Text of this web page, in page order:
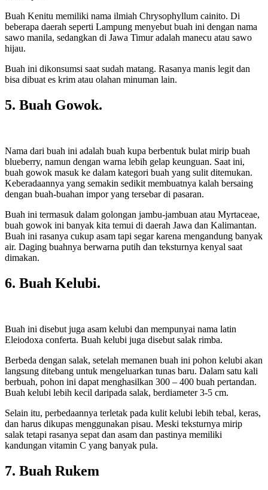
Buah Kenitu memiliki nama ilmiah Chrysophyllum cainito. Di
beberapa daerah seperti Lampung menyebut buah ini dengan nama
sawo manila, sedangkan di Jawa Timur adalah manecu atau sawo
hijau.
Buah ini dikonsumsi saat sudah matang. Rasanya manis legit dan
bisa dibuat es krim atau olahan minuman lain.
5. Buah Gowok.
Nama dari buah ini adalah buah kupa berbentuk bulat mirip buah
blueberry, namun dengan warna lebih gelap keunguan. Saat ini,
buah gowok masuk ke dalam kategori buah yang sulit ditemukan.
Keberadaannya yang semakin sedikit membuatnya kalah bersaing
dengan buah-buahan impor yang tersebar di pasaran.
Buah ini termasuk dalam golongan jambu-jambuan atau Myrtaceae,
buah gowok ini banyak kita temui di daerah Jawa dan Kalimantan.
Buah ini rasanya cukup asam tapi segar karena mengandung banyak
air. Daging buahnya berwarna putih dan teksturnya kenyal saat
dimakan.
6. Buah Kelubi.
Buah ini disebut juga asam kelubi dan mempunyai nama latin
Eleiodoxa conferta. Buah kelubi juga disebut salak rimba.
Berbeda dengan salak, setelah memanen buah ini pohon kelubi akan
langsung ditebang untuk mengeluarkan tunas baru. Dalam satu kali
berbuah, pohon ini dapat menghasilkan 300 – 400 buah pertandan.
Buah kelubi lebih kecil daripada salak, berdiameter 3-5 cm.
Selain itu, perbedaannya terletak pada kulit kelubi lebih tebal, keras,
dan harus dikupas menggunakan pisau. Meski teksturnya mirip
salak tetapi rasanya sepat dan asam dan pastinya memiliki
kandungan vitamin C yang banyak pula.
7. Buah Rukem